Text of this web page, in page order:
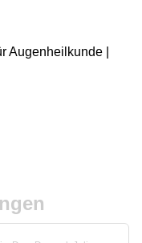
Augenheilkunde |